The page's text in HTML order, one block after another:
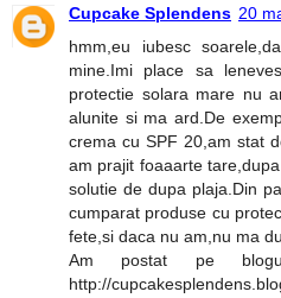
Cupcake Splendens 20
hmm,eu iubesc
mine.Imi place sa
protectie solara mare nu
alunite si ma ard.De
crema cu SPF 20,am stat
am prajit foaaarte
solutie de dupa plaja.Din
cumparat produse cu
fete,si daca nu am,nu ma
Am postat pe
http://